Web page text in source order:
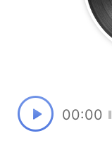
00:00